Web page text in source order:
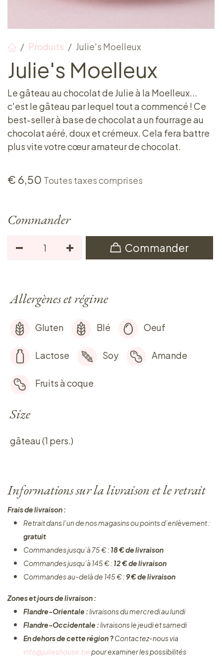
Produits Julie's Moelleux
Julie's Moelleux
Le gâteau au chocolat de Julie à la Moelleux...
c'est le gâteau par lequel tout a commencé ! Ce
best-seller à base de chocolat a un fourrage au
chocolat aéré, doux et crémeux. Cela fera battre
plus vite votre cœur amateur de chocolat.
€ 6,50 Toutes taxes comprises
Commander
Commander
Allergènes et régime
Gluten Blé Oeuf
Lactose Soy Amande
Fruits à coque
Size
gâteau (1 pers.)
Informations sur la livraison et le retrait
Frais de livraison :
Retrait dans l’un de nos magasins ou points d’enlèvement :
gratuit
Commandes jusqu’à 75 € : 18 € de livraison
Commandes jusqu’à 145 € : 12 € de livraison
Commandes au-delà de 145 € : 9 € de livraison
Zones et jours de livraison :
Flandre-Orientale :livraisons du mercredi au lundi
Flandre-Occidentale :livraisons le jeudi et samedi
En dehors de cette région ?Contactez-nous via
info@julieshouse.bepour examiner les possibilités